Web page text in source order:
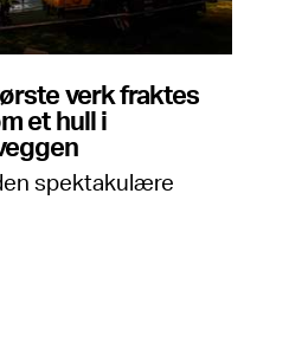
verk fraktes
et hull i
spektakulære